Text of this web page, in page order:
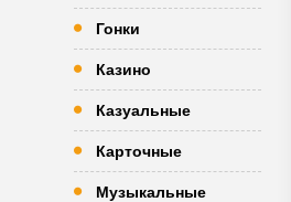
Гонки
Казино
Казуальные
Карточные
Музыкальные